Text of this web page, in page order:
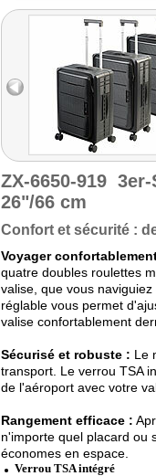
Verstau-Logik, die
nach der Reise
schätzen lernt."
Getestet wurde ZX-
ZX-6650-919
26"/66 cm
Confort et sécurité :
Voyager
quatre doubles roulettes
valise, que vous
réglable vous permet
valise confortablement
Sécurisé et robuste : Le
transport. Le verrou TSA
de l'aéroport avec votre
Rangement efficace :
n'importe quel placard ou
économes en espace.
Verrou TSA intégré